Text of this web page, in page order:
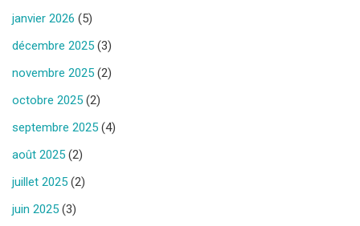
janvier 2026 (5)
décembre 2025 (3)
novembre 2025 (2)
octobre 2025 (2)
septembre 2025 (4)
août 2025 (2)
juillet 2025 (2)
juin 2025 (3)